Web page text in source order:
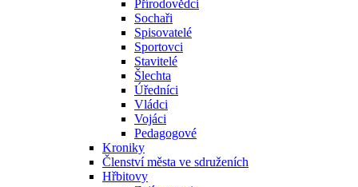
Přírodovědci
Sochaři
Spisovatelé
Sportovci
Stavitelé
Šlechta
Úředníci
Vládci
Vojáci
Pedagogové
Kroniky
Členství města ve sdruženích
Hřbitovy